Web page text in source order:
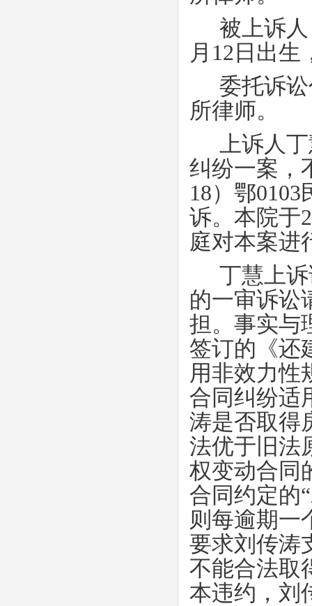
被上诉
月 12 日出生
委托诉
所律师。
上诉人
纠纷一案，
18）鄂0103
诉。本院于
庭对本案进
丁慧上
的一审诉讼
担。事实与
签订的《还
用非效力性
合同纠纷适
涛是否取得
法优于旧法
权变动合同
合同约定的“
则每逾期一
要求刘传涛
不能合法取
本违约，刘